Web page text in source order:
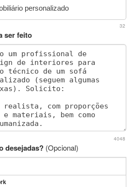
32
ser feito
4048
desejadas? (Opcional)